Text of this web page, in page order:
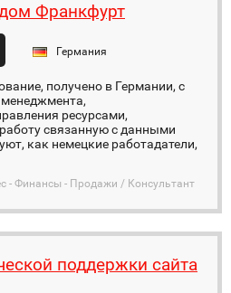
Франкфурт
Германия
получено в Германии, с
ресурсами,
связанную с данными
как немецкие работадатели,
- Финансы - Продажи / Консультант
поддержки сайта